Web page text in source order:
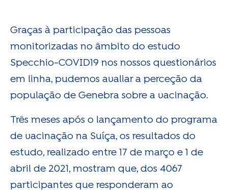
Graças à participação das pessoas
monitorizadas no âmbito do estudo
Specchio-COVID19 nos nossos questionários
em linha, pudemos avaliar a perceção da
população de Genebra sobre a vacinação.
Três meses após o lançamento do programa
de vacinação na Suíça, os resultados do
estudo, realizado entre 17 de março e 1 de
abril de 2021, mostram que, dos 4067
participantes que responderam ao